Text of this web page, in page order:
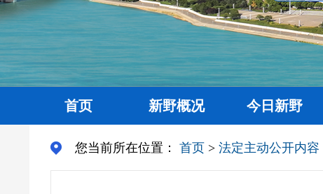
首页 新野概况 今日新野
您当前所在位置： 首页 > 法定主动公开内容